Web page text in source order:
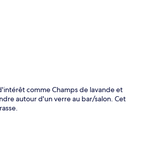
comme Champs de lavande et
autour d'un verre au bar/salon. Cet